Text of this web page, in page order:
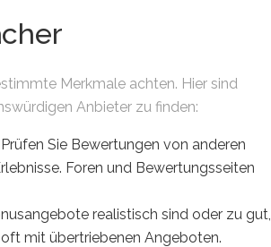
Merkmale achten. Hier sind
Anbieter zu finden:
Prüfen Sie Bewertungen von anderen
Foren und Bewertungsseiten
realistisch sind oder zu gut,
mit übertriebenen Angeboten.